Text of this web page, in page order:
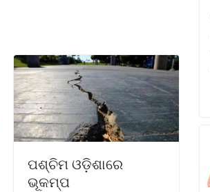
ପଶ୍ଚିମ ଓଡ଼ିଶାରେ
ଭୂକମ୍ପ